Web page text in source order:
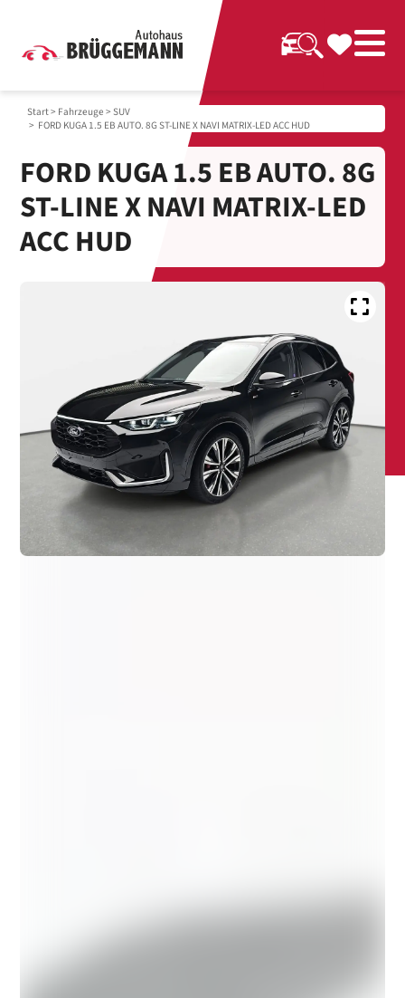
Start> Fahrzeuge > SUV
> FORD KUGA 1.5 EB AUTO. 8G ST-LINE X NAVI MATRIX-LED ACC HUD
FORD KUGA 1.5 EB AUTO. 8G
ST-LINE X NAVI MATRIX-LED
ACC HUD